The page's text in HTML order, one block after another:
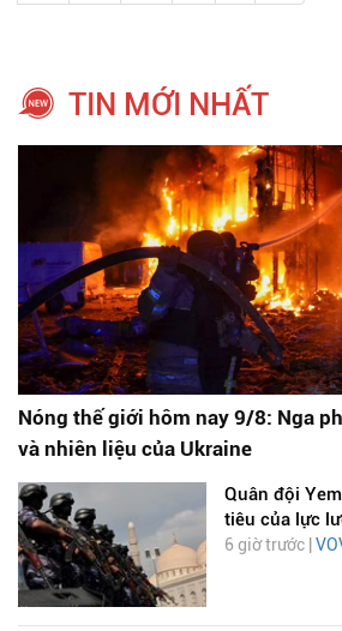
TIN MỚI NHẤT
Nóng thế giới hôm nay 9/8: Nga
và nhiên liệu của Ukraine
Quân đội
tiêu của lực
6 giờ trước |